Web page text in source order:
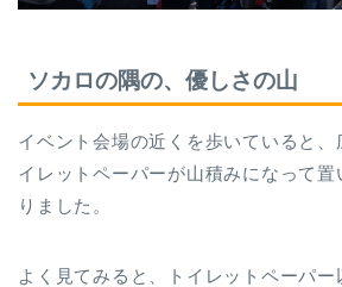
ソカロの隅の、優しさの山
イベント会場の近くを歩いていると、
イレットペーパーが山積みになって置
りました。
よく見てみると、トイレットペーパ